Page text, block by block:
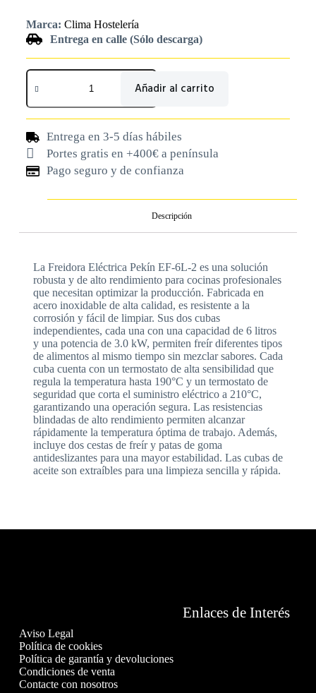
Marca: Clima Hostelería
Entrega en calle (Sólo descarga)
Añadir al carrito
Entrega en 3-5 días hábiles
Portes gratis en +400€ a península
Pago seguro y de confianza
Descripción
La Freidora Eléctrica Pekín EF-6L-2 es una solución
robusta y de alto rendimiento para cocinas profesionales
que necesitan optimizar la producción. Fabricada en
acero inoxidable de alta calidad, es resistente a la
corrosión y fácil de limpiar. Sus dos cubas
independientes, cada una con una capacidad de 6 litros
y una potencia de 3.0 kW, permiten freír diferentes tipos
de alimentos al mismo tiempo sin mezclar sabores. Cada
cuba cuenta con un termostato de alta sensibilidad que
regula la temperatura hasta 190°C y un termostato de
seguridad que corta el suministro eléctrico a 210°C,
garantizando una operación segura. Las resistencias
blindadas de alto rendimiento permiten alcanzar
rápidamente la temperatura óptima de trabajo. Además,
incluye dos cestas de freír y patas de goma
antideslizantes para una mayor estabilidad. Las cubas de
aceite son extraíbles para una limpieza sencilla y rápida.
Enlaces de Interés
Aviso Legal
Política de cookies
Política de garantía y devoluciones
Condiciones de venta
Contacte con nosotros